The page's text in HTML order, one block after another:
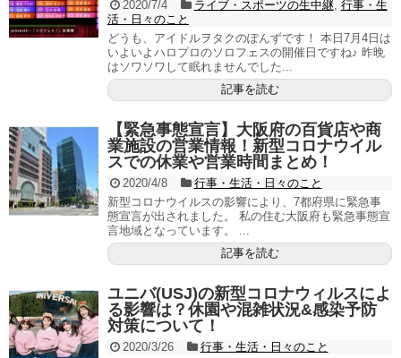
2020/7/4 ライブ・スポーツの生中継, 行事・生
活・日々のこと
どうも、アイドルヲタクのぽんずです！ 本日7月4日は
いよいよハロプロのソロフェスの開催日ですね♪ 昨晩
はソワソワして眠れませんでした...
記事を読む
【緊急事態宣言】大阪府の百貨店や商
業施設の営業情報！新型コロナウイル
スでの休業や営業時間まとめ！
2020/4/8
行事・生活・日々のこと
新型コロナウイルスの影響により、7都府県に緊急事
態宣言が出されました。 私の住む大阪府も緊急事態宣
言地域となっています。 ...
記事を読む
ユニバ(USJ)の新型コロナウィルスによ
る影響は？休園や混雑状況&感染予防
対策について！
2020/3/26
行事・生活・日々のこと